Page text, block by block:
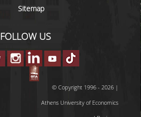
Sitemap
FOLLOW US
© Copyright 1996 - 2026 |
Athens University of Economics